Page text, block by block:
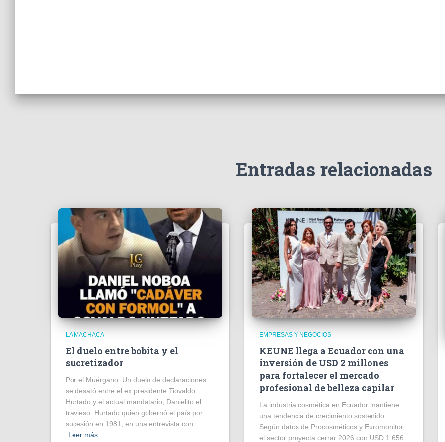
Entradas relacionadas
LA MACHACA
El duelo entre bobita y el
sucretizador
Por el Muérgano. Un duelo de declaraciones
se desató entre el ex presidente Tiovaldo
Hurtado y el actual mandatario, Danielito el
travieso. Hurtado quien gobernó el país por
sucesión en 1981, en una entrevista con
Leer más
EMPRESAS Y NEGOCIOS
KEUNE llega a Ecuador con una
inversión de USD 2 millones
para fortalecer el mercado
profesional de belleza capilar
La industria cosmética en Ecuador mantiene
una tendencia de crecimiento sostenido.
Según datos de Procosméticos y Euromonitor,
el sector proyecta cerrar 2026 con USD 1.656